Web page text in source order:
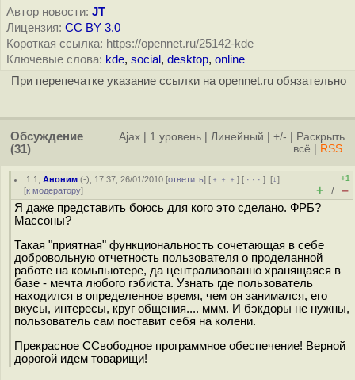
Автор новости: JT
Лицензия: CC BY 3.0
Короткая ссылка: https://opennet.ru/25142-kde
Ключевые слова: kde, social , desktop, online
При перепечатке указание ссылки на opennet.ru обязательно
Обсуждение
(31)
Ajax 1 уровень Линейный +/-
Раскрыть
всё
RSS
1.1 ,Аноним (-), 17:37, 26/01/2010 [ответить] [ ﹢﹢﹢] [ · · ·][↓]
[к модератору]
+1
+ / –
Я даже представить боюсь для кого это сделано. ФРБ?
Массоны?
Такая "приятная" функциональность сочетающая в себе
добровольную отчетность пользователя о проделанной
работе на комьпьютере, да централизованно хранящаяся в
базе - мечта любого гэбиста. Узнать где пользователь
находился в определенное время, чем он занимался, его
вкусы, интересы, круг общения.... ммм. И бэкдоры не нужны,
пользователь сам поставит себя на колени.
Прекрасное ССвободное программное обеспечение! Верной
дорогой идем товарищи!